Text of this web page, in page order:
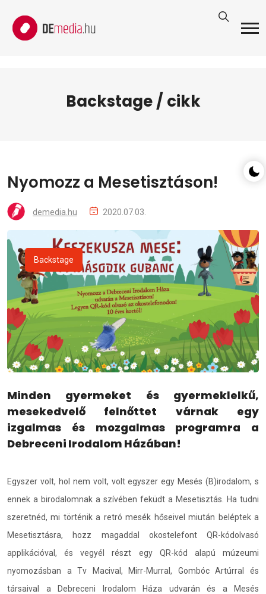
Backstage / cikk
Nyomozz a Mesetisztáson!
demedia.hu 2020.07.03.
Backstage
Minden gyermeket és gyermeklelkű,
mesekedvelő felnőttet várnak egy
izgalmas és mozgalmas programra a
Debreceni Irodalom Házában!
Egyszer volt, hol nem volt, volt egyszer egy Mesés (B)irodalom, s
ennek a birodalomnak a szívében feküdt a Mesetisztás. Ha tudni
szeretnéd, mi történik a retró mesék hőseivel miután beléptek a
Mesetisztásra, hozz magaddal okostelefont QR-kódolvasó
applikációval, és vegyél részt egy QR-kód alapú múzeumi
nyomozásban a Tv Macival, Mirr-Murral, Gombóc Artúrral és
társaival a Debreceni Irodalom Háza udvarán és a Mesés